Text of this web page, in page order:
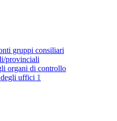
gruppi consiliari
provinciali
organi di controllo
uffici 1